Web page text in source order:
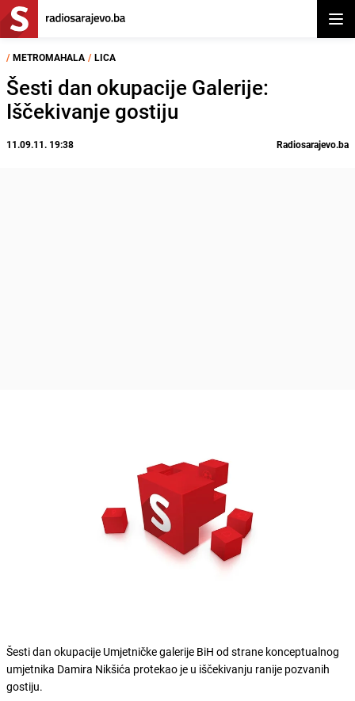
/ METROMAHALA / LICA
Šesti dan okupacije Galerije:
Iščekivanje gostiju
11.09.11. 19:38 Radiosarajevo.ba
Šesti dan okupacije Umjetničke galerije BiH od strane konceptualnog
umjetnika Damira Nikšića protekao je u iščekivanju ranije pozvanih
gostiju.